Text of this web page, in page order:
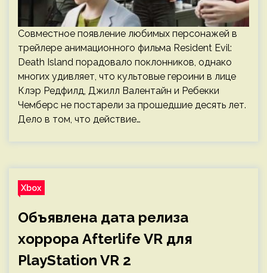
Совместное появление любимых персонажей в
трейлере анимационного фильма Resident Evil:
Death Island порадовало поклонников, однако
многих удивляет, что культовые героини в лице
Клэр Редфилд, Джилл Валентайн и Ребекки
Чемберс не постарели за прошедшие десять лет.
Дело в том, что действие…
Xbox
Объявлена дата релиза
хоррора Afterlife VR для
PlayStation VR 2